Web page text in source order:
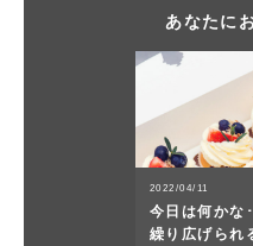
あなたに
2022/04/11
今日は何かな
繰り広げられ